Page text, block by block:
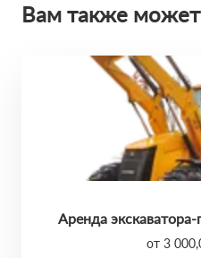
Вам также может
Аренда
от 3